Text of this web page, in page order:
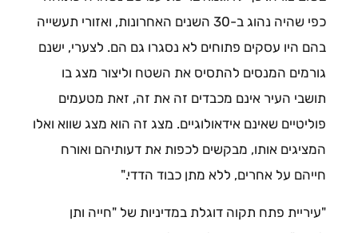
כפי שהיה נהוג ב-30 השנים האחרונות, ואזורי תעשייה
בהם היו עסקים פתוחים לא נסגרו גם הם. לצערי, ישנם
גורמים המנסים להתסיס את השטח וליצור מצג בו
תושבי העיר אינם מכבדים זה את זה, זאת מטעמים
פוליטיים שאינם אידאולוגיים. מצג זה הוא מצג שווא ואלו
המציגים אותו, מבקשים לכפות את דעותיהם ואורח
חייהם על אחרים, ללא מתן כבוד הדדי."
"עיריית פתח תקוה דוגלת במדיניות של "חייה ותן